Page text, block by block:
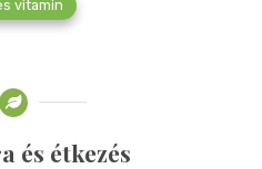
vitamin
és étkezés